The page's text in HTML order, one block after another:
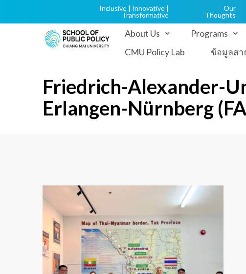
About Us Programs
CMU Policy Lab
ข้อมูลส
Inclusive | Innovative |
Transformative
Our
Thoughts
Friedrich-Alexander-
Erlangen-Nürnberg